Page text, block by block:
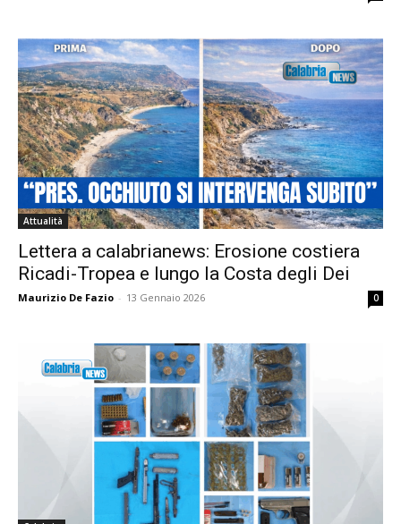
Attualità
Lettera a calabrianews: Erosione costiera
Ricadi-Tropea e lungo la Costa degli Dei
Maurizio De Fazio - 13 Gennaio 2026 0